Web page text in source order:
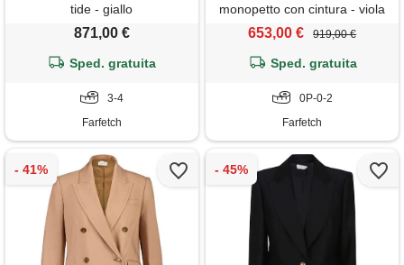
tide - giallo
871,00 €
Sped. gratuita
3-4
Farfetch
monopetto con cintura - viola
653,00 € 919,00 €
Sped. gratuita
0P-0-2
Farfetch